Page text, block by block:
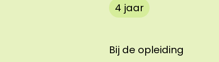
4 jaar
Bij de opleiding